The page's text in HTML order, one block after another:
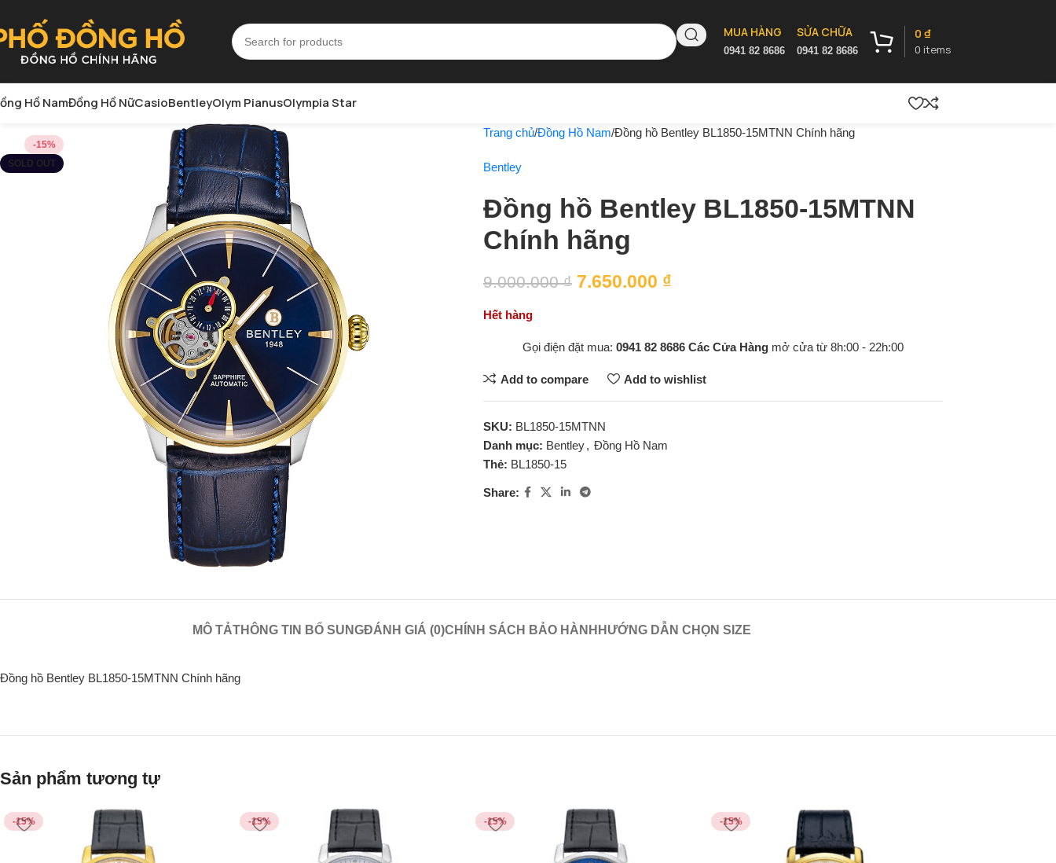
MUA HÀNG
0941 82 8686
SỬA CHỮA
0941 82 8686 0 items
0 ₫
Hồ NamĐồng Hồ NữCasioBentleyOlym PianusOlympia Star
-15%
SOLD OUT
Trang chủ Đồng Hồ Nam Đồng hồ Bentley BL1850-15MTNN Chính hãng
Bentley
Đồng hồ Bentley BL1850-15MTNN
Chính hãng
9.000.000₫ 7.650.000 ₫
Hết hàng
Gọi điện đặt mua: 0941 82 8686 Các Cửa Hàng mở cửa từ 8h:00 - 22h:00
Add to compare Add to wishlist
SKU: BL1850-15MTNN
Danh mục: Bentley, Đồng Hồ Nam
Thẻ: BL1850-15
Share:
MÔ TẢTHÔNG TIN BỔ SUNGĐÁNH GIÁ (0)CHÍNH SÁCH BẢO HÀNH HƯỚNG DẪN CHỌN SIZE
Đồng hồ Bentley BL1850-15MTNN Chính hãng
Sản phẩm tương tự
-15% -15% -15% -15%